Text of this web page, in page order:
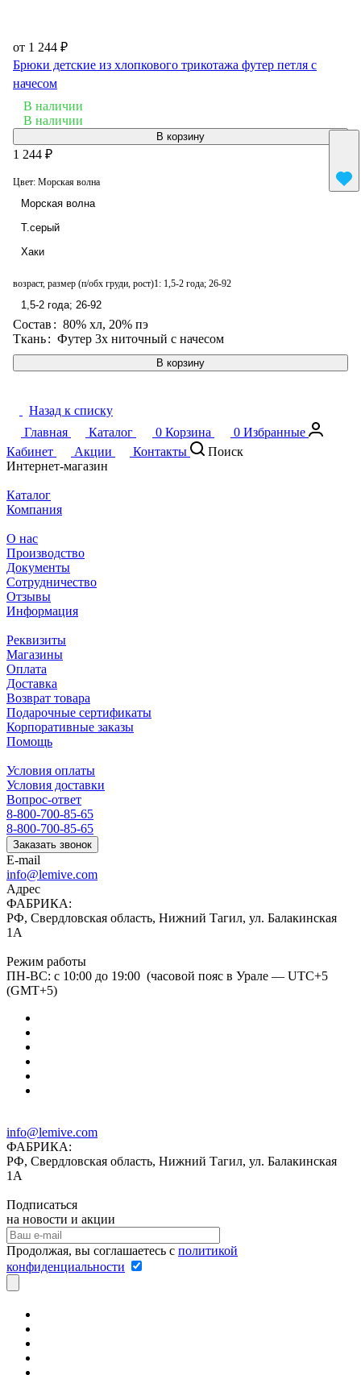
от 1 244 ₽
Брюки детские из хлопкового трикотажа футер петля с
начесом
В наличии
В корзину
В наличии
В корзину
1 244 ₽
Цвет: Морская волна
Морская волна
Т.серый
Хаки
возраст, размер (п/обх груди, рост)1: 1,5-2 года; 26-92
1,5-2 года; 26-92
Состав: 80% хл, 20% пэ
Ткань: Футер 3х ниточный с начесом
Назад к списку
Главная
Каталог 0 Корзина 0 Избранные
Кабинет
Акции Контакты
Поиск
Интернет-магазин
Каталог
Компания
О нас
Производство
Документы
Сотрудничество
Отзывы
Информация
Реквизиты
Магазины
Оплата
Доставка
Возврат товара
Подарочные сертификаты
Корпоративные заказы
Помощь
Условия оплаты
Условия доставки
Вопрос-ответ
8-800-700-85-65
8-800-700-85-65
Заказать звонок
E-mail
info@lemive.com
Адрес
ФАБРИКА:
РФ, Свердловская область, Нижний Тагил, ул. Балакинская
1А
Режим работы
ПН-ВС: с 10:00 до 19:00 (часовой пояс в Урале — UTC+5
(GMT+5)
info@lemive.com
ФАБРИКА:
РФ, Свердловская область, Нижний Тагил, ул. Балакинская
1А
Подписаться
на новости и акции
Продолжая, вы соглашаетесь с политикой
конфиденциальности